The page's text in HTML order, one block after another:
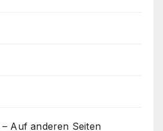
Auf anderen Seiten